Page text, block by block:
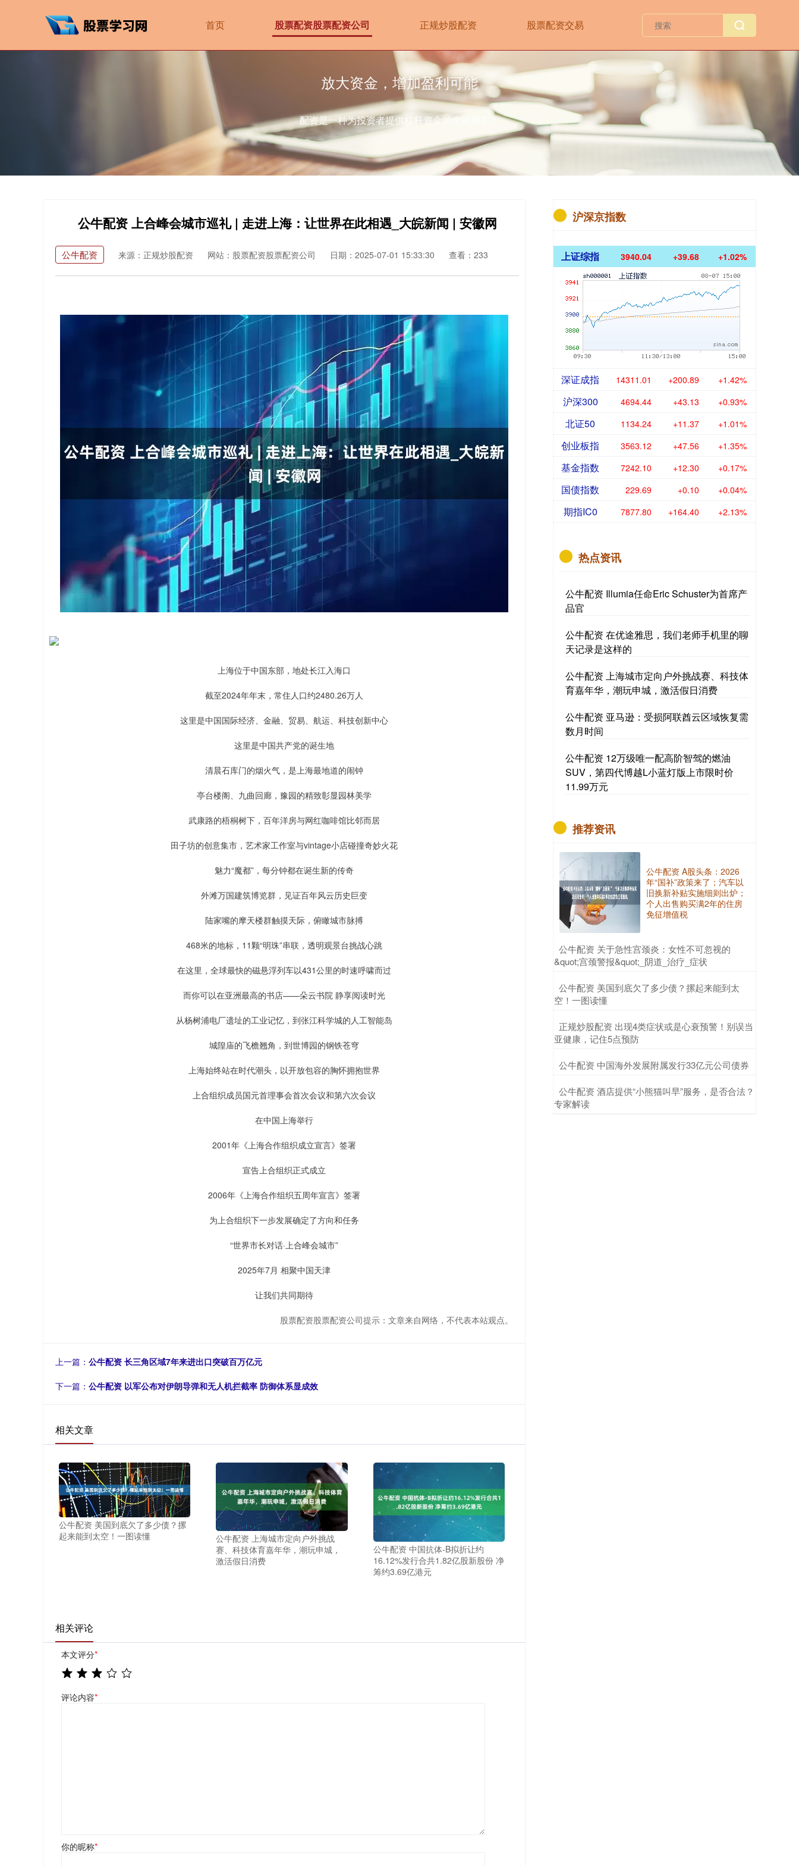
首页 股票配资股票配资公司 正规炒股配资 股票配资交易
放大资金，增加盈利可能
配资是一种为投资者提供杠杆资金的金融服务！
公牛配资 上合峰会城市巡礼 | 走进上海：让世界在此相遇_大皖新闻 | 安徽网
公牛配资 来源：正规炒股配资 网站：股票配资股票配资公司 日期：2025-07-01 15:33:30 查看：233
上海位于中国东部，地处长江入海口
截至2024年年末，常住人口约2480.26万人
这里是中国国际经济、金融、贸易、航运、科技创新中心
这里是中国共产党的诞生地
清晨石库门的烟火气，是上海最地道的闹钟
亭台楼阁、九曲回廊，豫园的精致彰显园林美学
武康路的梧桐树下，百年洋房与网红咖啡馆比邻而居
田子坊的创意集市，艺术家工作室与vintage小店碰撞奇妙火花
魅力“魔都”，每分钟都在诞生新的传奇
外滩万国建筑博览群，见证百年风云历史巨变
陆家嘴的摩天楼群触摸天际，俯瞰城市脉搏
468米的地标，11颗“明珠”串联，透明观景台挑战心跳
在这里，全球最快的磁悬浮列车以431公里的时速呼啸而过
而你可以在亚洲最高的书店——朵云书院 静享阅读时光
从杨树浦电厂遗址的工业记忆，到张江科学城的人工智能岛
城隍庙的飞檐翘角，到世博园的钢铁苍穹
上海始终站在时代潮头，以开放包容的胸怀拥抱世界
上合组织成员国元首理事会首次会议和第六次会议
在中国上海举行
2001年《上海合作组织成立宣言》签署
宣告上合组织正式成立
2006年《上海合作组织五周年宣言》签署
为上合组织下一步发展确定了方向和任务
“世界市长对话·上合峰会城市”
2025年7月 相聚中国天津
让我们共同期待
股票配资股票配资公司提示：文章来自网络，不代表本站观点。
上一篇： 公牛配资 长三角区域7年来进出口突破百万亿元
下一篇： 公牛配资 以军公布对伊朗导弹和无人机拦截率 防御体系显成效
相关文章
公牛配资 美国到底欠了多少债？摞
起来能到太空！一图读懂
公牛配资 上海城市定向户外挑战
赛、科技体育嘉年华，潮玩申城，
激活假日消费
公牛配资 中国抗体-B拟折让约
16.12%发行合共1.82亿股新股份 净
筹约3.69亿港元
相关评论
本文评分*
评论内容*
你的昵称*
沪深京指数
上证综指 3940.04 +39.68 +1.02%
深证成指 14311.01 +200.89 +1.42%
沪深300 4694.44 +43.13 +0.93%
北证50 1134.24 +11.37 +1.01%
创业板指 3563.12 +47.56 +1.35%
基金指数 7242.10 +12.30 +0.17%
国债指数 229.69 +0.10 +0.04%
期指IC0 7877.80 +164.40 +2.13%
热点资讯
公牛配资 Illumia任命Eric Schuster为首席产
品官
公牛配资 在优途雅思，我们老师手机里的聊
天记录是这样的
公牛配资 上海城市定向户外挑战赛、科技体
育嘉年华，潮玩申城，激活假日消费
公牛配资 亚马逊：受损阿联酋云区域恢复需
数月时间
公牛配资 12万级唯一配高阶智驾的燃油
SUV，第四代博越L小蓝灯版上市限时价
11.99万元
推荐资讯
公牛配资 A股头条：2026
年“国补”政策来了；汽车以
旧换新补贴实施细则出炉；
个人出售购买满2年的住房
免征增值税
​公牛配资 关于急性宫颈炎：女性不可忽视的
&quot;宫颈警报&quot;_阴道_治疗_症状
​公牛配资 美国到底欠了多少债？摞起来能到太
空！一图读懂
​正规炒股配资 出现4类症状或是心衰预警！别误当
亚健康，记住5点预防
​公牛配资 中国海外发展附属发行33亿元公司债券
​公牛配资 酒店提供“小熊猫叫早”服务，是否合法？
专家解读